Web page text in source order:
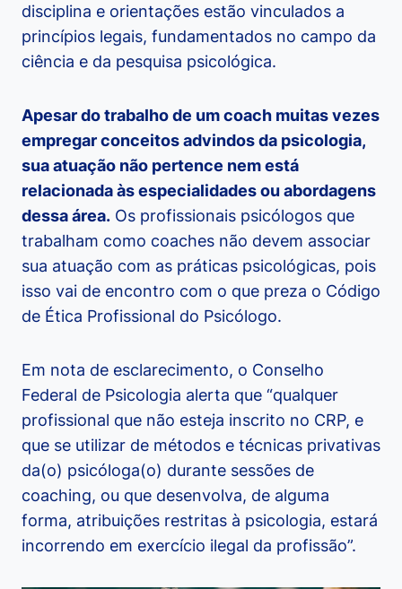
disciplina e orientações estão vinculados a
princípios legais, fundamentados no campo da
ciência e da pesquisa psicológica.
Apesar do trabalho de um coach muitas vezes
empregar conceitos advindos da psicologia,
sua atuação não pertence nem está
relacionada às especialidades ou abordagens
dessa área. Os profissionais psicólogos que
trabalham como coaches não devem associar
sua atuação com as práticas psicológicas, pois
isso vai de encontro com o que preza o Código
de Ética Profissional do Psicólogo.
Em nota de esclarecimento, o Conselho
Federal de Psicologia alerta que “qualquer
profissional que não esteja inscrito no CRP, e
que se utilizar de métodos e técnicas privativas
da(o) psicóloga(o) durante sessões de
coaching, ou que desenvolva, de alguma
forma, atribuições restritas à psicologia, estará
incorrendo em exercício ilegal da profissão”.